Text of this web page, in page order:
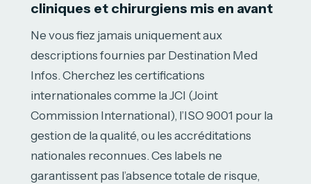
cliniques et chirurgiens mis en avant
Ne vous fiez jamais uniquement aux
descriptions fournies par Destination Med
Infos. Cherchez les certifications
internationales comme la JCI (Joint
Commission International), l’ISO 9001 pour la
gestion de la qualité, ou les accréditations
nationales reconnues. Ces labels ne
garantissent pas l’absence totale de risque,